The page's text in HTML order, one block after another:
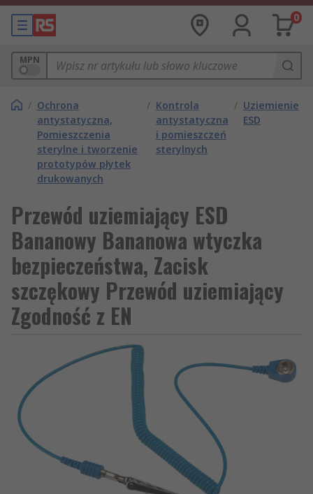
0
MPN
/ Ochrona
antystatyczna,
Pomieszczenia
sterylne i tworzenie
prototypów płytek
drukowanych
/ Kontrola
antystatyczna
i pomieszczeń
sterylnych
/ Uziemienie
ESD
Przewód uziemiający ESD
Bananowy Bananowa wtyczka
bezpieczeństwa, Zacisk
szczękowy Przewód uziemiający
Zgodność z EN